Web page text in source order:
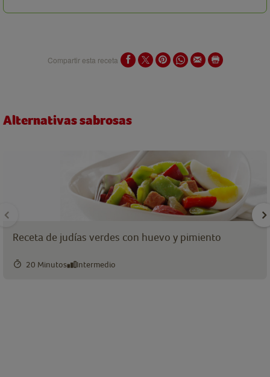
Compartir esta receta
Alternativas sabrosas
Receta de judías verdes con huevo y pimiento
20 Minutos Intermedio